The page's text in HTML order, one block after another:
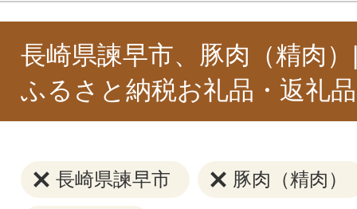
長崎県諫早市、豚肉（精肉
ふるさと納税お礼品・返礼
長崎県諫早市 豚肉（精肉）